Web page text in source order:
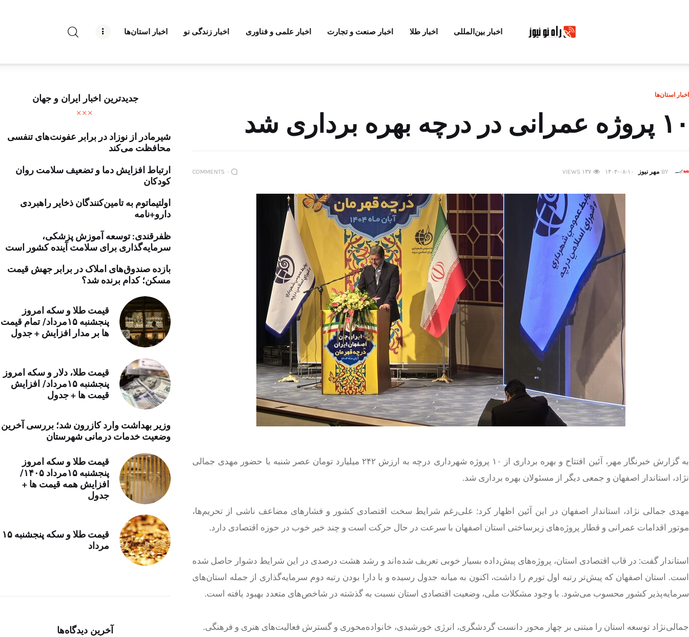
اخبار بین‌المللی اخبار طلا اخبار صنعت و تجارت اخبار علمی و فناوری اخبار زندگی نو اخبار استان‌ها
درباره راه‌ نو نیوز
تبلیغات راه نو نیوز
آوین دیلی
خرید موتور ایمپلنت
اخبار استان‌ها
۱۰ پروژه عمرانی در درچه بهره برداری شد
BY مهر نیوز ۱۴۰۴-۰۸-۱۰ ۱۳۷ VIEWS ۰ COMMENTS
به گزارش خبرنگار مهر، آئین افتتاح و بهره برداری از ۱۰ پروژه شهرداری درچه
به ارزش ۲۴۲ میلیارد تومان عصر شنبه با حضور مهدی جمالی
نژاد، استاندار اصفهان و جمعی دیگر از مسئولان بهره برداری شد.
مهدی جمالی نژاد، استاندار اصفهان در این آئین اظهار کرد: علی‌رغم شرایط سخت اقتصادی کشور و فشارهای مضاعف ناشی از تحریم‌ها،
موتور اقدامات عمرانی و قطار پروژه‌های زیرساختی استان اصفهان با سرعت در حال حرکت است و چند خبر خوب در حوزه اقتصادی دارد.
استاندار گفت: در قاب اقتصادی استان، پروژه‌های پیش‌داده بسیار خوبی تعریف شده‌اند و رشد هشت درصدی در این شرایط دشوار حاصل شده
است. استان اصفهان که پیش‌تر رتبه اول تورم را داشت، اکنون به میانه جدول رسیده و با دارا بودن رتبه دوم سرمایه‌گذاری از جمله استان‌های
سرمایه‌پذیر کشور محسوب می‌شود. با وجود مشکلات ملی، وضعیت اقتصادی استان نسبت به گذشته در شاخص‌های متعدد بهبود یافته است.
جمالی‌نژاد توسعه استان را مبتنی بر چهار محور دانست گردشگری، انرژی خورشیدی، خانواده‌محوری و گسترش فعالیت‌های هنری و فرهنگی.
جدیدترین اخبار ایران و جهان
شیرمادر از نوزاد در برابر عفونت‌های تنفسی
محافظت می‌کند
ارتباط افزایش دما و تضعیف سلامت روان
کودکان
اولتیماتوم به تامین‌کنندگان ذخایر راهبردی
دارو+نامه
ظفرقندی: توسعه آموزش پزشکی،
سرمایه‌گذاری برای سلامت آینده کشور است
بازده صندوق‌های املاک در برابر جهش قیمت
مسکن؛ کدام برنده شد؟
قیمت طلا و سکه امروز
پنجشنبه ۱۵مرداد/ تمام قیمت
ها بر مدار افزایش + جدول
قیمت طلا، دلار و سکه امروز
پنجشنبه ۱۵مرداد/ افزایش
قیمت ها + جدول
وزیر بهداشت وارد کازرون شد؛ بررسی آخرین
وضعیت خدمات درمانی شهرستان
قیمت طلا و سکه امروز
پنجشنبه ۱۵مرداد ۱۴۰۵/
افزایش همه قیمت ها +
جدول
قیمت طلا و سکه پنجشنبه ۱۵
مرداد
آخرین دیدگاه‌ها